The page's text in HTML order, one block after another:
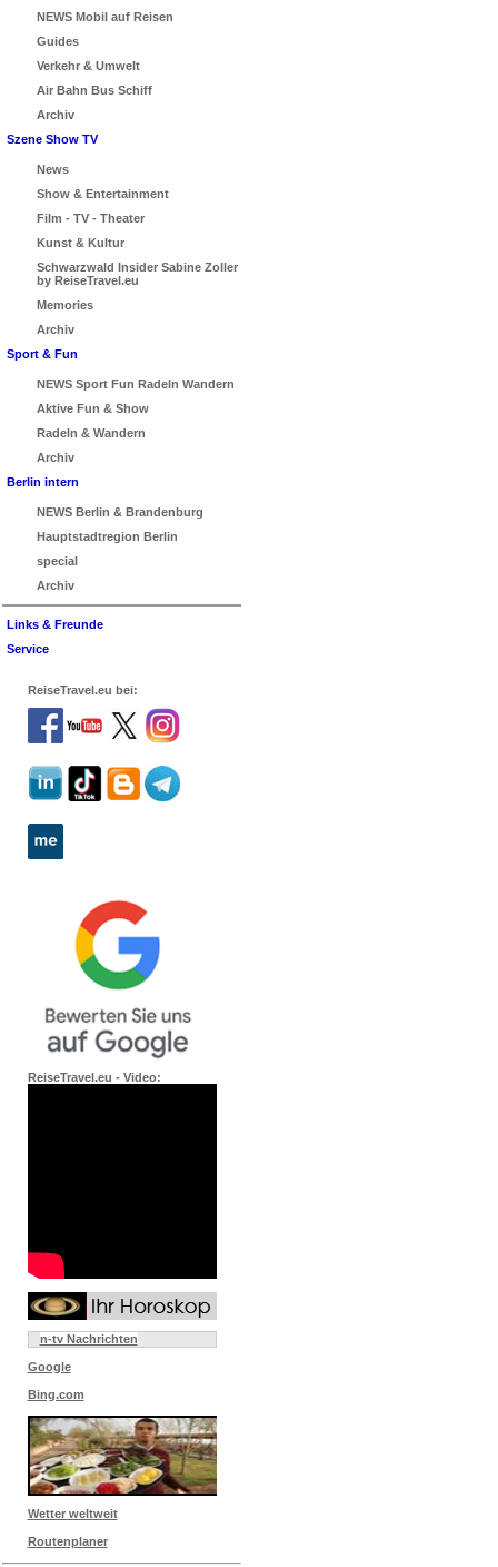
NEWS Mobil auf Reisen
Guides
Verkehr & Umwelt
Air Bahn Bus Schiff
Archiv
Szene Show TV
News
Show & Entertainment
Film - TV - Theater
Kunst & Kultur
Schwarzwald Insider Sabine Zoller
by ReiseTravel.eu
Memories
Archiv
Sport & Fun
NEWS Sport Fun Radeln Wandern
Aktive Fun & Show
Radeln & Wandern
Archiv
Berlin intern
NEWS Berlin & Brandenburg
Hauptstadtregion Berlin
special
Archiv
Links & Freunde
Service
ReiseTravel.eu bei:
ReiseTravel.eu - Video:
n-tv Nachrichten
Google
Bing.com
Wetter weltweit
Routenplaner